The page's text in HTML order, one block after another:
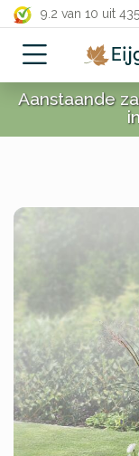
9.2 van 10 uit
close
Aanstaande